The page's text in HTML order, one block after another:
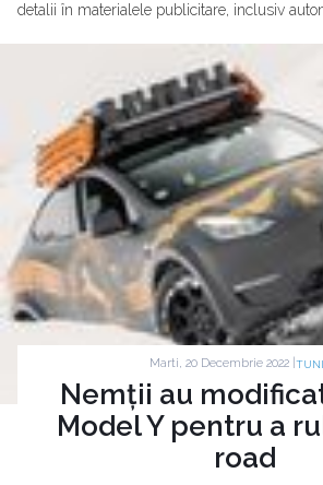
detalii în materialele publicitare, inclusiv
Marti, 20 Decembrie 2022 |
Nemții au
Model Y pentru a
road